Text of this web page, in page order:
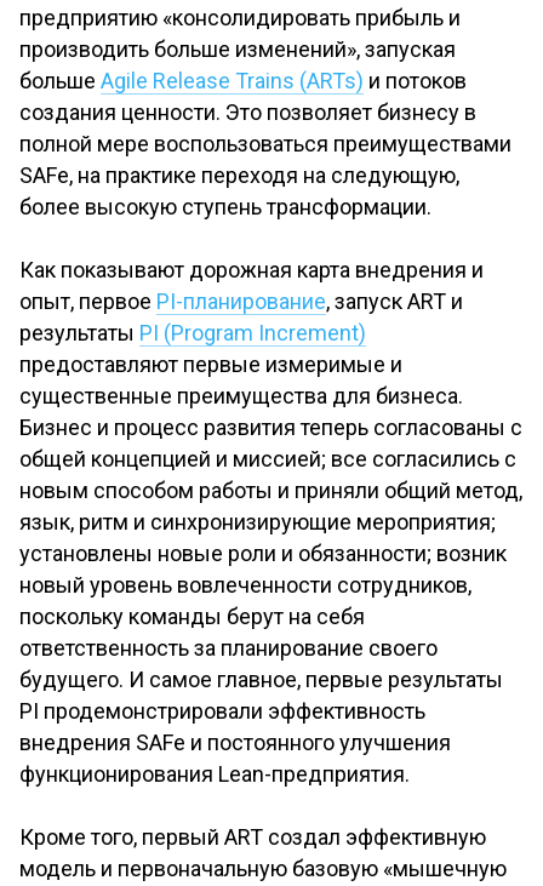
предприятию «консолидировать прибыль и
производить больше изменений», запуская
больше Agile Release Trains (ARTs) и потоков
создания ценности. Это позволяет бизнесу в
полной мере воспользоваться преимуществами
SAFe, на практике переходя на следующую,
более высокую ступень трансформации.
Как показывают дорожная карта внедрения и
опыт, первое PI-планирование, запуск ART и
результаты PI (Program Increment)
предоставляют первые измеримые и
существенные преимущества для бизнеса.
Бизнес и процесс развития теперь согласованы с
общей концепцией и миссией; все согласились с
новым способом работы и приняли общий метод,
язык, ритм и синхронизирующие мероприятия;
установлены новые роли и обязанности; возник
новый уровень вовлеченности сотрудников,
поскольку команды берут на себя
ответственность за планирование своего
будущего. И самое главное, первые результаты
PI продемонстрировали эффективность
внедрения SAFe и постоянного улучшения
функционирования Lean-предприятия.
Кроме того, первый ART создал эффективную
модель и первоначальную базовую «мышечную